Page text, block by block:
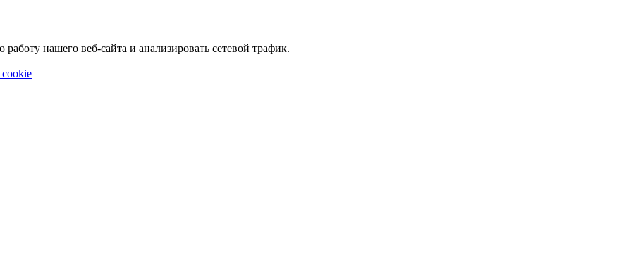
нашего веб-сайта и анализировать сетевой трафик.